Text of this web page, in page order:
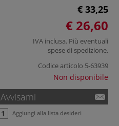
€ 33,25
€ 26,60
IVA inclusa. Più eventuali
spese di spedizione.
Codice articolo 5-63939
Non disponibile
Avvisami
Aggiungi alla lista desideri